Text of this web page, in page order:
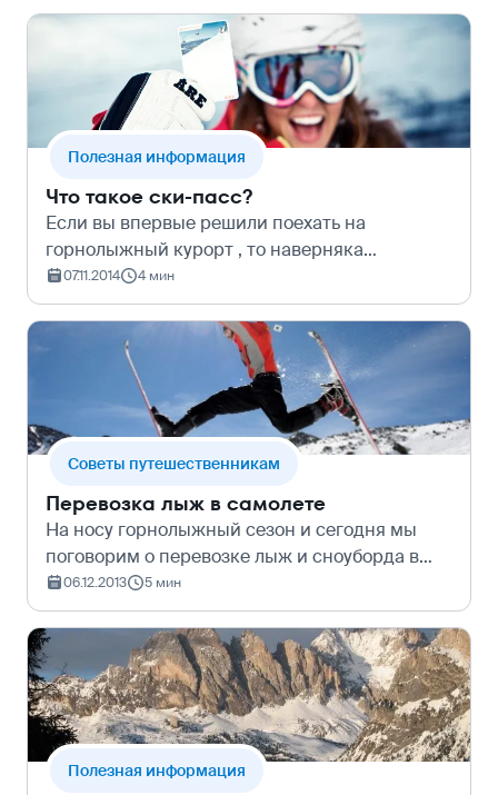
не только горнолыжными трассами, но и
Полезная информация
Что такое ски-пасс?
Если вы впервые решили поехать на
горнолыжный курорт , то наверняка
некоторые термины, которые повсеместно
встречаются на сайтах о горнолыжном
отдыхе, могут вызвать &#160;у вас
затруднения. В этой ста…
07.11.2014 4 мин
Cоветы путешественникам
Перевозка лыж в самолете
На носу горнолыжный сезон и сегодня мы
поговорим о перевозке лыж и сноуборда в
самолете. Как всегда, все зависит от
авиакомпании. В сезон большинство
европейских перевозчиков возьмут в самолет
ваши лы…
06.12.2013 5 мин
Полезная информация